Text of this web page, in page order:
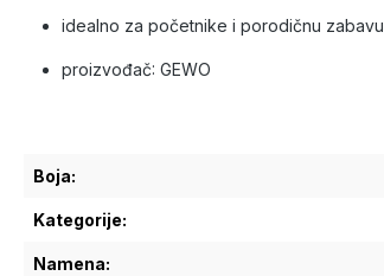
idealno za početnike i porodičnu zabavu
proizvođač: GEWO
Boja:
Kategorije:
Namena: